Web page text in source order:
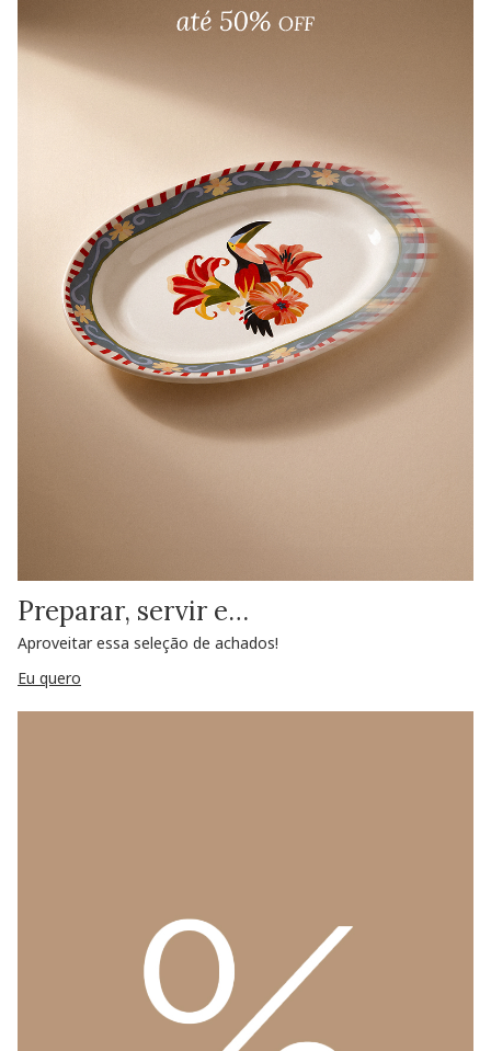
Preparar, servir e…
Aproveitar essa seleção de achados!
Eu quero